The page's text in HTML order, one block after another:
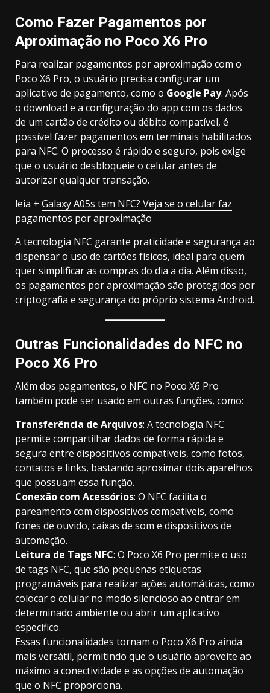
Como Fazer Pagamentos por
Aproximação no Poco X6 Pro
Para realizar pagamentos por aproximação com o
Poco X6 Pro, o usuário precisa configurar um
aplicativo de pagamento, como o Google Pay. Após
o download e a configuração do app com os dados
de um cartão de crédito ou débito compatível, é
possível fazer pagamentos em terminais habilitados
para NFC. O processo é rápido e seguro, pois exige
que o usuário desbloqueie o celular antes de
autorizar qualquer transação.
leia + Galaxy A05s tem NFC? Veja se o celular faz
pagamentos por aproximação
A tecnologia NFC garante praticidade e segurança ao
dispensar o uso de cartões físicos, ideal para quem
quer simplificar as compras do dia a dia. Além disso,
os pagamentos por aproximação são protegidos por
criptografia e segurança do próprio sistema Android.
Outras Funcionalidades do NFC no
Poco X6 Pro
Além dos pagamentos, o NFC no Poco X6 Pro
também pode ser usado em outras funções, como:
Transferência de Arquivos: A tecnologia NFC
permite compartilhar dados de forma rápida e
segura entre dispositivos compatíveis, como fotos,
contatos e links, bastando aproximar dois aparelhos
que possuam essa função.
Conexão com Acessórios: O NFC facilita o
pareamento com dispositivos compatíveis, como
fones de ouvido, caixas de som e dispositivos de
automação.
Leitura de Tags NFC: O Poco X6 Pro permite o uso
de tags NFC, que são pequenas etiquetas
programáveis para realizar ações automáticas, como
colocar o celular no modo silencioso ao entrar em
determinado ambiente ou abrir um aplicativo
específico.
Essas funcionalidades tornam o Poco X6 Pro ainda
mais versátil, permitindo que o usuário aproveite ao
máximo a conectividade e as opções de automação
que o NFC proporciona.